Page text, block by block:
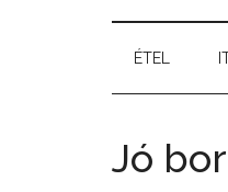
ÉTEL
Jó